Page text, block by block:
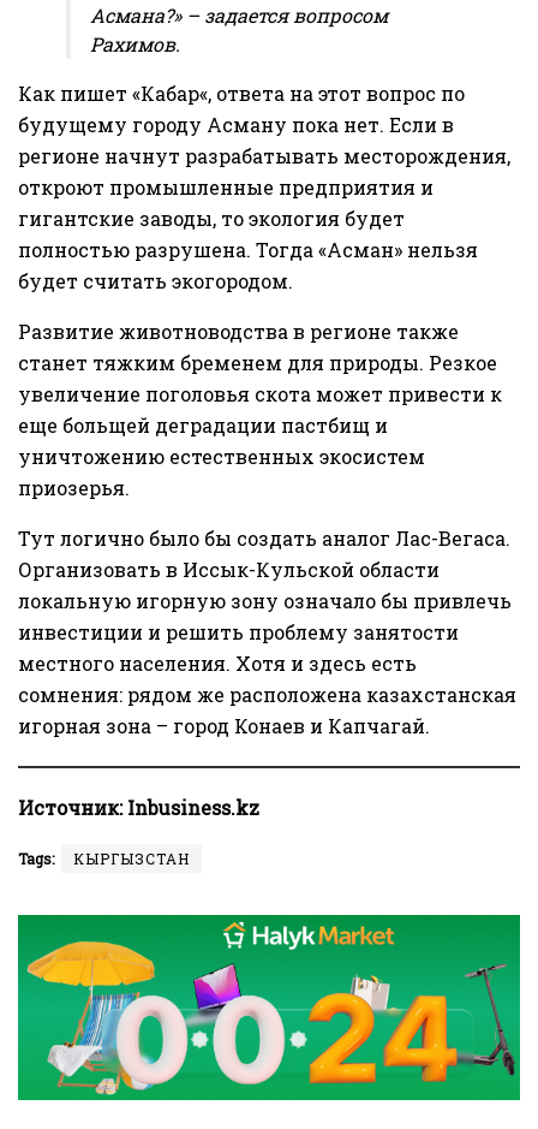
Асмана?» – задается вопросом
Рахимов.
Как пишет «Кабар«, ответа на этот вопрос по
будущему городу Асману пока нет. Если в
регионе начнут разрабатывать месторождения,
откроют промышленные предприятия и
гигантские заводы, то экология будет
полностью разрушена. Тогда «Асман» нельзя
будет считать экогородом.
Развитие животноводства в регионе также
станет тяжким бременем для природы. Резкое
увеличение поголовья скота может привести к
еще больщей деградации пастбищ и
уничтожению естественных экосистем
приозерья.
Тут логично было бы создать аналог Лас-Вегаса.
Организовать в Иссык-Кульской области
локальную игорную зону означало бы привлечь
инвестиции и решить проблему занятости
местного населения. Хотя и здесь есть
сомнения: рядом же расположена казахстанская
игорная зона – город Конаев и Капчагай.
Источник:Inbusiness.kz
Tags: КЫРГЫЗСТАН